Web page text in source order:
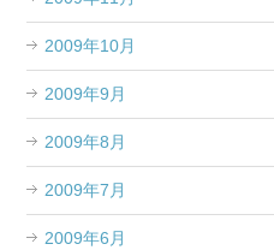
2009年10月
2009年9月
2009年8月
2009年7月
2009年6月